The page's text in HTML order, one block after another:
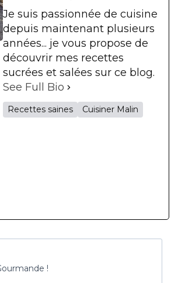
Je suis passionnée de cuisine
depuis maintenant plusieurs
années... je vous propose de
découvrir mes recettes
sucrées et salées sur ce blog.
See Full Bio
Recettes saines Cuisiner Malin
!